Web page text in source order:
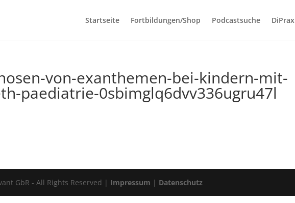
Startseite Fortbildungen/Shop Podcastsuche DiPrax
von-exanthemen-bei-kindern-mit-
paediatrie-0sbimglq6dvv336ugru47l
GbR - All Rights Reserved | Impressum | Datenschutz